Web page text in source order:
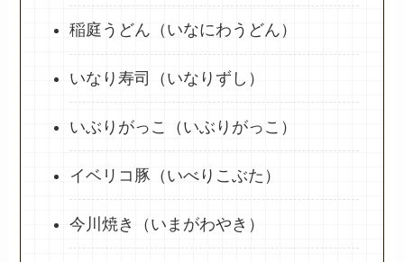
稲庭うどん（いなにわうどん）
いなり寿司（いなりずし）
いぶりがっこ（いぶりがっこ）
イベリコ豚（いべりこぶた）
今川焼き（いまがわやき）